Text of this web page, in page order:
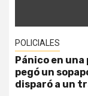
POLICIALES
Pánico en
pegó un
disparó a un